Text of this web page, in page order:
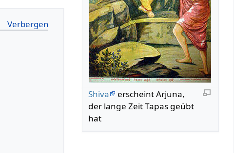
Shiva
erscheint Arjuna,
der lange Zeit Tapas geübt
hat